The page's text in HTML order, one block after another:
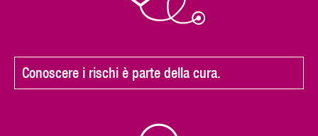
Conoscere i rischi è parte della cura.